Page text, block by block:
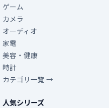
ゲーム
カメラ
オーディオ
家電
美容・健康
時計
カテゴリ一覧 →
人気シリーズ